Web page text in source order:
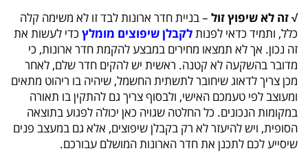
√ זה לא שיפוץ זול – בניית חדר ארונות לבד זו לא משימה קלה
כלל, ותמיד כדאי לפנותלקבלן שיפוצים מומלץ כדי לעשות את
זה נכון. אך לא תמצאו מחירים במבצע להקמת חדר ארונות, כי
מדובר בהשקעה לא קטנה. ראשית יש להקים חדר שלם, לאחר
מכן צריך לדאוג שיחובר לתשתית החשמל, שיהיה בו ריהוט מתאים
ומעוצב לפי טעמכם האישי, ולבסוף צריך גם להתקין בו תאורה
במקומות הנכונים. כל החלטה שגויה כאן יכולה לפגוע בתוצאה
הסופית, ויש להיעזר לא רק בקבלן שיפוצים, אלא גם במעצב פנים
שיסייע לכם לתכנן את חדר הארונות המושלם עבורכם.